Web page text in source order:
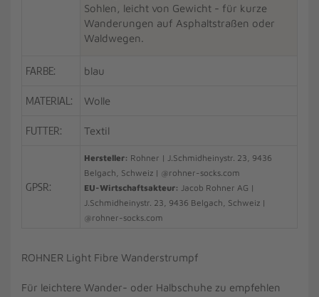
Sohlen, leicht von Gewicht - für kurze
Wanderungen auf Asphaltstraßen oder
Waldwegen.
FARBE: blau
MATERIAL: Wolle
FUTTER: Textil
GPSR:
Hersteller: Rohner | J.Schmidheinystr. 23, 9436
Belgach, Schweiz | @rohner-socks.com
EU-Wirtschaftsakteur: Jacob Rohner AG |
J.Schmidheinystr. 23, 9436 Belgach, Schweiz |
@rohner-socks.com
ROHNER Light Fibre Wanderstrumpf
Für leichtere Wander- oder Halbschuhe zu empfehlen